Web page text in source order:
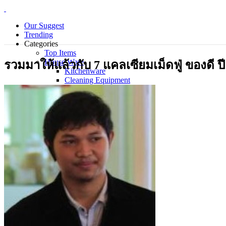
Our Suggest
Trending
Categories
Top Items
House Ware
Kitchenware
Cleaning Equipment
Electrical Appliance
Bedding Sets
Personal Care Products
Piecemeal
Technology
Gadget
Notebook
Mouse
Keyboard
Smart Home
Smart Phone
Office Supplies
Wellness and Aesthetics
Clinic
รวมมาให้แล้วกับ 7 แคลเซียมเม็ดฟู่ ของดี ปี